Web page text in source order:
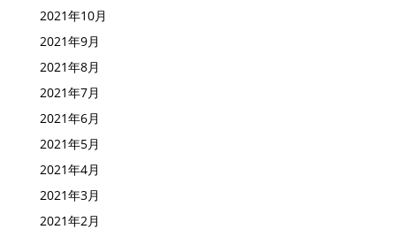
2021年10月
2021年9月
2021年8月
2021年7月
2021年6月
2021年5月
2021年4月
2021年3月
2021年2月